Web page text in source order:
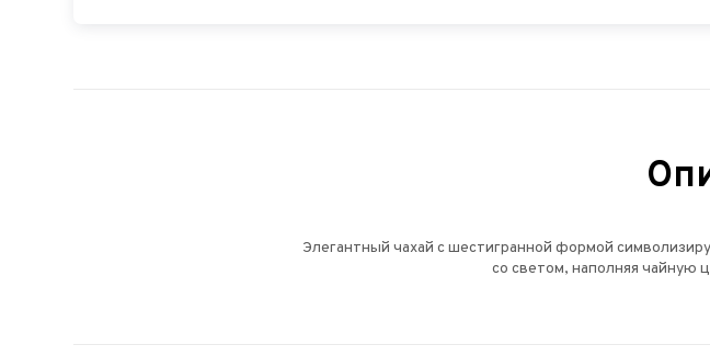
Элегантный чахай с шестигранной формой
со светом, наполняя чайную